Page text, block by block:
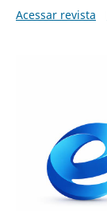
Acessar revista